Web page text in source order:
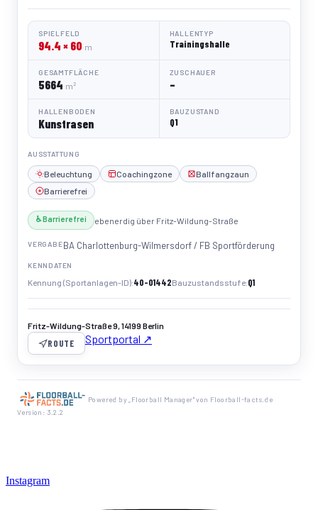
SPIELFELD
94.4 × 60 m
HALLENTYP
Trainingshalle
GESAMTFLÄCHE
5664 m²
ZUSCHAUER
–
HALLENBODEN
Kunstrasen
BAUZUSTAND
Q1
AUSSTATTUNG
Beleuchtung Coachingzone
Ballfangzaun
Barrierefrei
♿ Barrierefrei ebenerdig über Fritz-Wildung-Straße
VERGABEBA Charlottenburg-Wilmersdorf / FB Sportförderung
KENNDATEN
Kennung (Sportanlagen-ID) 40-01442Bauzustandsstufe Q1
Fritz-Wildung-Straße 9, 14199 Berlin
ROUTE Sportportal ↗
Powered by „Floorball Manager" von Floorball-facts.de
Version: 3.2.2
Instagram